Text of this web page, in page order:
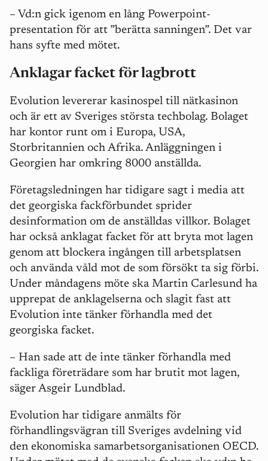
– Vd:n gick igenom en lång Powerpoint-
presentation för att ”berätta sanningen”. Det var
hans syfte med mötet.
Anklagar facket för lagbrott
Evolution levererar kasinospel till nätkasinon
och är ett av Sveriges största techbolag. Bolaget
har kontor runt om i Europa, USA,
Storbritannien och Afrika. Anläggningen i
Georgien har omkring 8000 anställda.
Företagsledningen har tidigare sagt i media att
det georgiska fackförbundet sprider
desinformation om de anställdas villkor. Bolaget
har också anklagat facket för att bryta mot lagen
genom att blockera ingången till arbetsplatsen
och använda våld mot de som försökt ta sig förbi.
Under måndagens möte ska Martin Carlesund ha
upprepat de anklagelserna och slagit fast att
Evolution inte tänker förhandla med det
georgiska facket.
– Han sade att de inte tänker förhandla med
fackliga företrädare som har brutit mot lagen,
säger Asgeir Lundblad.
Evolution har tidigare anmälts för
förhandlingsvägran till Sveriges avdelning vid
den ekonomiska samarbetsorganisationen OECD.